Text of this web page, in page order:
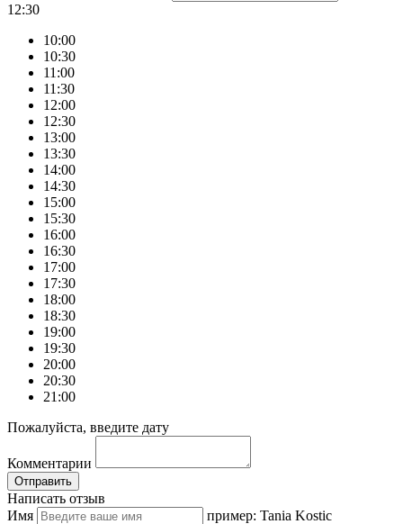
12:30
10:00
10:30
11:00
11:30
12:00
12:30
13:00
13:30
14:00
14:30
15:00
15:30
16:00
16:30
17:00
17:30
18:00
18:30
19:00
19:30
20:00
20:30
21:00
Пожалуйста, введите дату
Комментарии
Отправить
Написать отзыв
Имя
пример: Tania Kostic